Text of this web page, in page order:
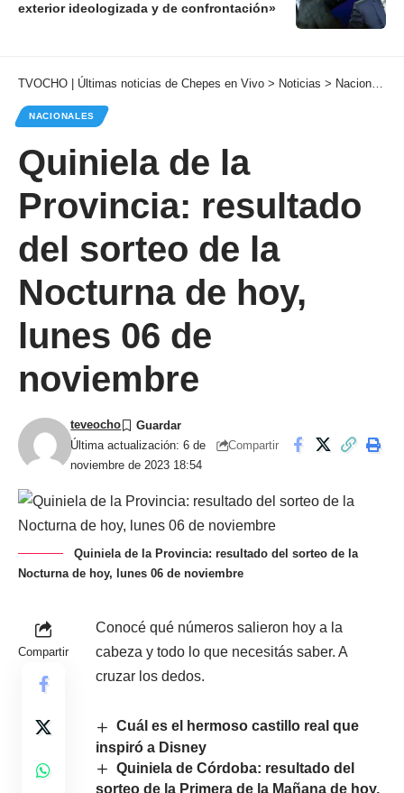
exterior ideologizada y de confrontación»
TVOCHO | Últimas noticias de Chepes en Vivo > Noticias > Nacionales
NACIONALES
Quiniela de la
Provincia: resultado
del sorteo de la
Nocturna de hoy,
lunes 06 de
noviembre
Última actualización: 6 de
noviembre de 2023 18:54
teveocho
Compartir
Quiniela de la Provincia: resultado del sorteo de la
Nocturna de hoy, lunes 06 de noviembre
Compartir
Conocé qué números salieron hoy a la
cabeza y todo lo que necesitás saber. A
cruzar los dedos.
Cuál es el hermoso castillo real que
inspiró a Disney
Quiniela de Córdoba: resultado del
sorteo de la Primera de la Mañana de hoy,